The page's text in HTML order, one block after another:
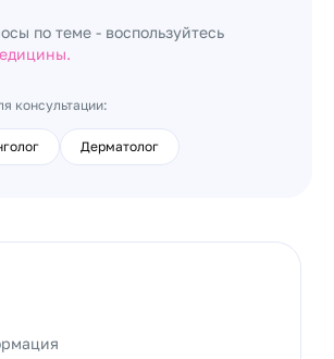
по теме - воспользуйтесь
консультации:
Дерматолог